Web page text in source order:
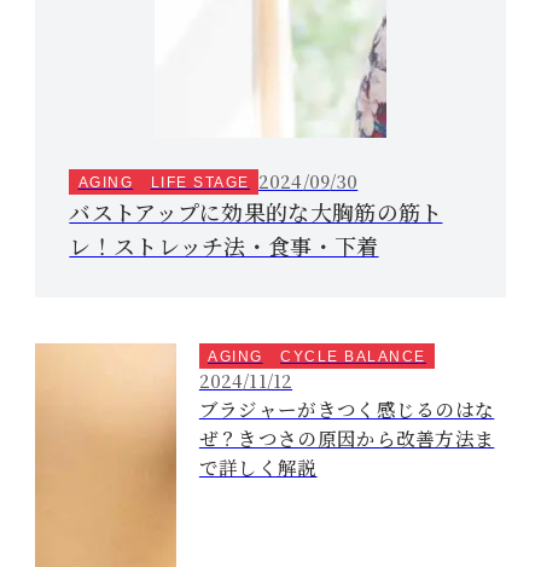
AGING LIFE STAGE 2024/09/30
バストアップに効果的な大胸筋の筋ト
レ！ストレッチ法・食事・下着
AGING CYCLE BALANCE
2024/11/12
ブラジャーがきつく感じるのはな
ぜ？きつさの原因から改善方法ま
で詳しく解説